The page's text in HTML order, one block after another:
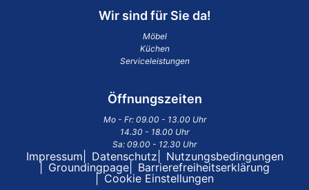
Wir sind für Sie da!
Möbel
Küchen
Serviceleistungen
Öffnungszeiten
Mo - Fr: 09.00 - 13.00 Uhr
14.30 - 18.00 Uhr
Sa: 09.00 - 12.30 Uhr
Impressum Datenschutz
Nutzungsbedingungen
Groundingpage
Barrierefreiheitserklärung
Cookie Einstellungen